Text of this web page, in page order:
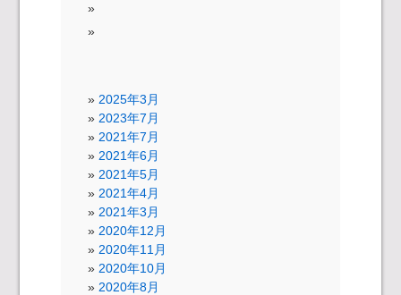
2025年3月
2023年7月
2021年7月
2021年6月
2021年5月
2021年4月
2021年3月
2020年12月
2020年11月
2020年10月
2020年8月